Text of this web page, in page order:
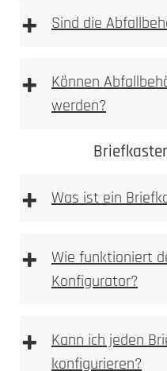
2. Ausmessen
3. Bohren
3. Nische ausbrechen
4. Anlage einpassen
5. Bohren
Allgemeine
+ Sind die
+
Können
werden?
+ Was ist ein
+
Wie funktioniert
Konfigurator?
+
Kann ich jeden
konfigurieren?